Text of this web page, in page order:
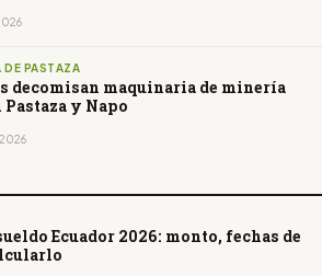
PASTAZA
decomisan maquinaria de minería
y Napo
Ecuador 2026: monto, fechas de